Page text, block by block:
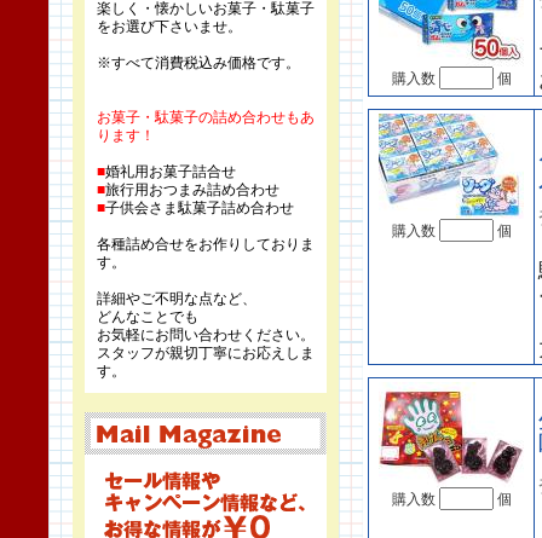
楽しく・懐かしいお菓子・駄菓子
をお選び下さいませ。
※すべて消費税込み価格です。
お菓子・駄菓子の詰め合わせもあ
ります！
■婚礼用お菓子詰合せ
■旅行用おつまみ詰め合わせ
■子供会さま駄菓子詰め合わせ
各種詰め合せをお作りしておりま
す。
詳細やご不明な点など、
どんなことでも
お気軽にお問い合わせください。
スタッフが親切丁寧にお応えしま
す。
購入数 個
購入数 個
購入数 個